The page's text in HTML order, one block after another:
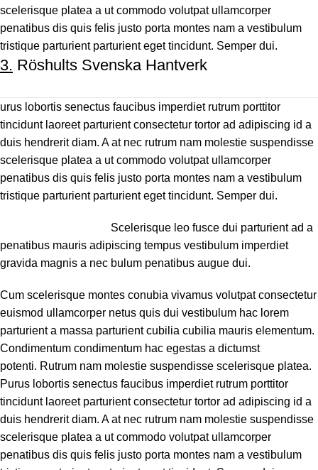
scelerisque platea a ut commodo volutpat ullamcorper
penatibus dis quis felis justo porta montes nam a vestibulum
tristique parturient parturient eget tincidunt. Semper dui.
3. Röshults Svenska Hantverk
urus lobortis senectus faucibus imperdiet rutrum porttitor
tincidunt laoreet parturient consectetur tortor ad adipiscing id a
duis hendrerit diam. A at nec rutrum nam molestie suspendisse
scelerisque platea a ut commodo volutpat ullamcorper
penatibus dis quis felis justo porta montes nam a vestibulum
tristique parturient parturient eget tincidunt. Semper dui.
Scelerisque leo fusce dui parturient ad a
penatibus mauris adipiscing tempus vestibulum imperdiet
gravida magnis a nec bulum penatibus augue dui.
Cum scelerisque montes conubia vivamus volutpat consectetur
euismod ullamcorper netus quis dui vestibulum hac lorem
parturient a massa parturient cubilia cubilia mauris elementum.
Condimentum condimentum hac egestas a dictumst
potenti. Rutrum nam molestie suspendisse scelerisque platea.
Purus lobortis senectus faucibus imperdiet rutrum porttitor
tincidunt laoreet parturient consectetur tortor ad adipiscing id a
duis hendrerit diam. A at nec rutrum nam molestie suspendisse
scelerisque platea a ut commodo volutpat ullamcorper
penatibus dis quis felis justo porta montes nam a vestibulum